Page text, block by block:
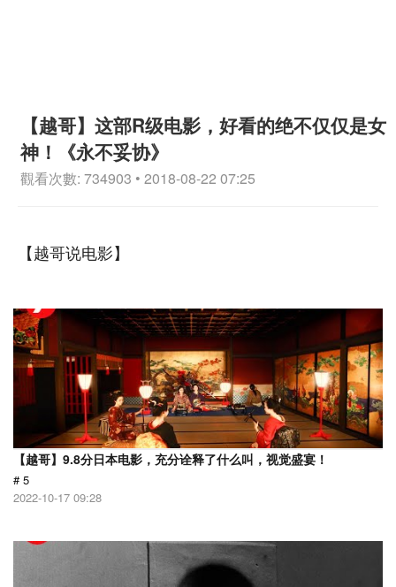
【越哥】这部R级电影，好看的绝不仅仅是女
神！《永不妥协》
觀看次數: 734903 • 2018-08-22 07:25
【越哥说电影】
【越哥】9.8分日本电影，充分诠释了什么叫，视觉盛宴！
# 5
2022-10-17 09:28